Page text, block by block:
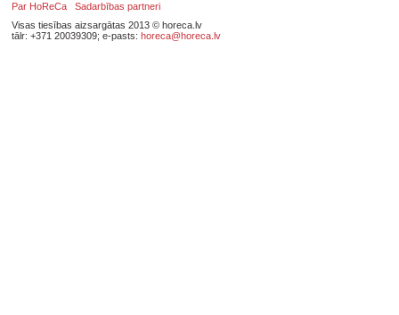
Par HoReCa
Sadarbības partneri
Visas tiesības aizsargātas 2013 © horeca.lv
tālr: +371 20039309; e-pasts: horeca@horeca.lv